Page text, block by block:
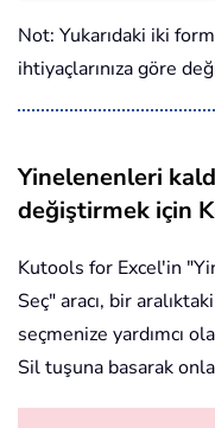
Not: Yukarıdaki iki
ihtiyaçlarınıza göre
Yinelenenleri
değiştirmek için
Kutools for Excel'in
Seç" aracı, bir
seçmenize yardımcı
Sil tuşuna basarak